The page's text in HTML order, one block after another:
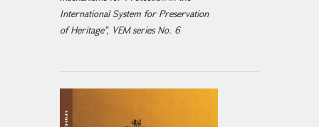
International System for Preservation
of Heritage", VEM series No. 6